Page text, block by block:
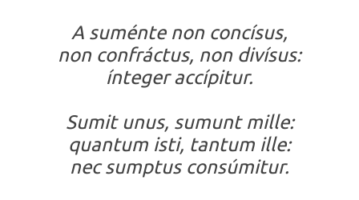
A suménte non concísus,
non confráctus, non divísus:
ínteger accípitur.
Sumit unus, sumunt mille:
quantum isti, tantum ille:
nec sumptus consúmitur.